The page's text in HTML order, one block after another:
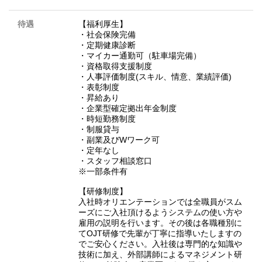
待遇
【福利厚生】
・社会保険完備
・定期健康診断
・マイカー通勤可（駐車場完備）
・資格取得支援制度
・人事評価制度(スキル、情意、業績評価)
・表彰制度
・昇給あり
・企業型確定拠出年金制度
・時短勤務制度
・制服貸与
・副業及びWワーク可
・定年なし
・スタッフ相談窓口
※一部条件有
【研修制度】
入社時オリエンテーションでは全職員がスム
ーズにご入社頂けるようシステムの使い方や
雇用の説明を行います。その後は各職種別に
てOJT研修で先輩が丁寧に指導いたしますの
でご安心ください。入社後は専門的な知識や
技術に加え、外部講師によるマネジメント研